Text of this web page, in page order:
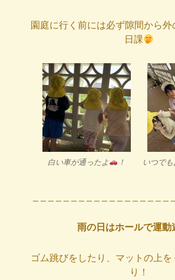
園庭に行く前には必ず隙間から
日課
白い車が通ったよ ！ いつで
雨の日はホールで運動
ゴム跳びをしたり、マットの上を
り！